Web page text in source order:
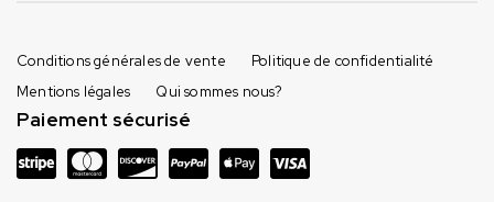
Conditions générales de vente
Politique de confidentialité
Mentions légales
Qui sommes nous?
Paiement sécurisé